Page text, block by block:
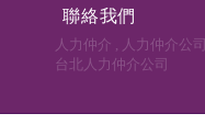
聯絡我們
人力仲介 人力仲介公司
台北人力仲介公司